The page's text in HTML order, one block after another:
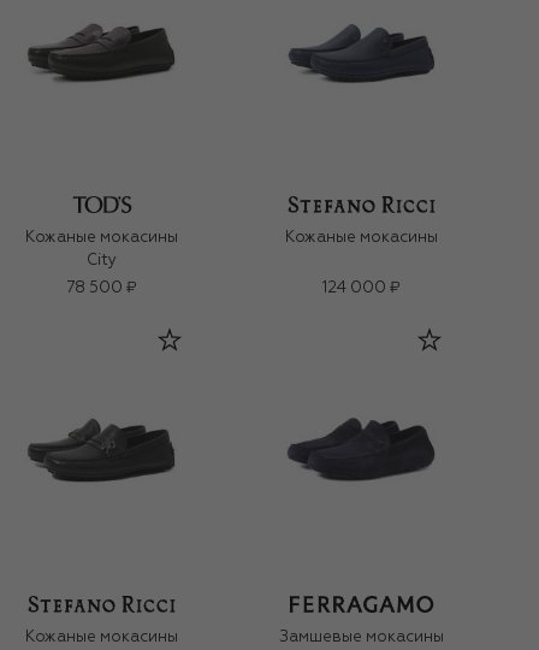
Кожаные мокасины
City
78 500 ₽
Кожаные мокасины
124 000 ₽
Кожаные мокасины
Замшевые мокасины